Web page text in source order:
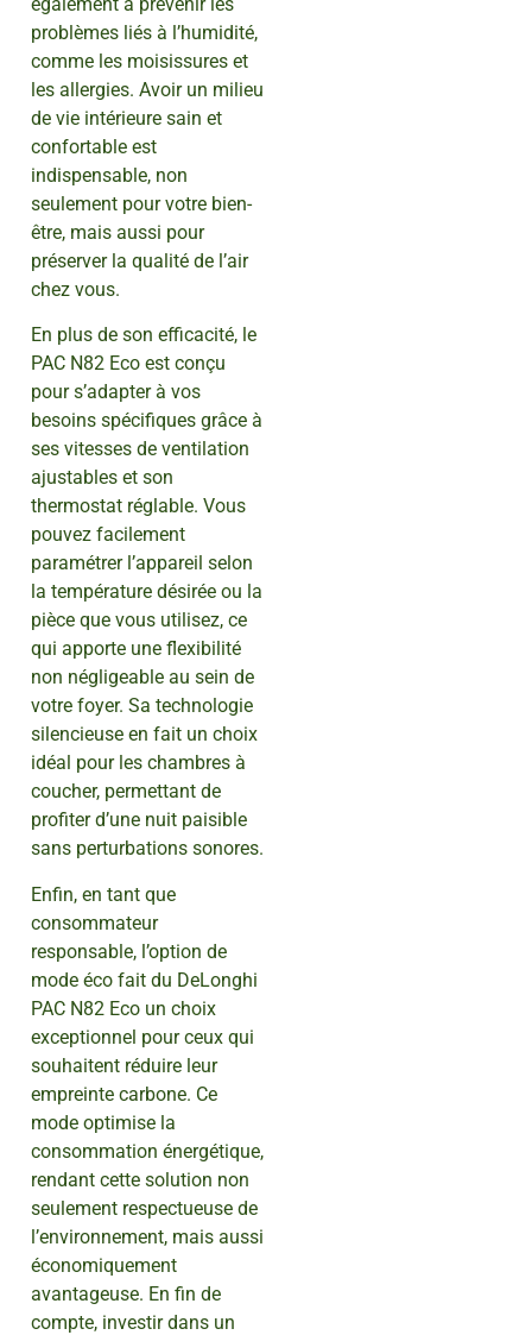
problèmes liés à l’humidité,
comme les moisissures et
les allergies. Avoir un milieu
de vie intérieure sain et
confortable est
indispensable, non
seulement pour votre bien-
être, mais aussi pour
préserver la qualité de l’air
chez vous.
En plus de son efficacité, le
PAC N82 Eco est conçu
pour s’adapter à vos
besoins spécifiques grâce à
ses vitesses de ventilation
ajustables et son
thermostat réglable. Vous
pouvez facilement
paramétrer l’appareil selon
la température désirée ou la
pièce que vous utilisez, ce
qui apporte une flexibilité
non négligeable au sein de
votre foyer. Sa technologie
silencieuse en fait un choix
idéal pour les chambres à
coucher, permettant de
profiter d’une nuit paisible
sans perturbations sonores.
Enfin, en tant que
consommateur
responsable, l’option de
mode éco fait du DeLonghi
PAC N82 Eco un choix
exceptionnel pour ceux qui
souhaitent réduire leur
empreinte carbone. Ce
mode optimise la
consommation énergétique,
rendant cette solution non
seulement respectueuse de
l’environnement, mais aussi
économiquement
avantageuse. En fin de
compte, investir dans un